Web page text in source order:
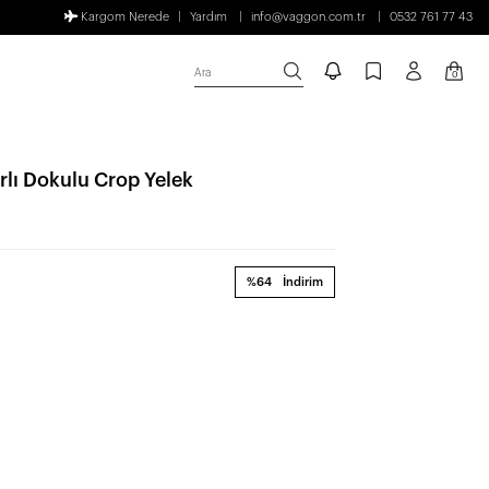
Kargom Nerede Yardım info@vaggon.com.tr 0532 761 77 43
Ara 0
Dokulu Crop Yelek
%64 İndirim